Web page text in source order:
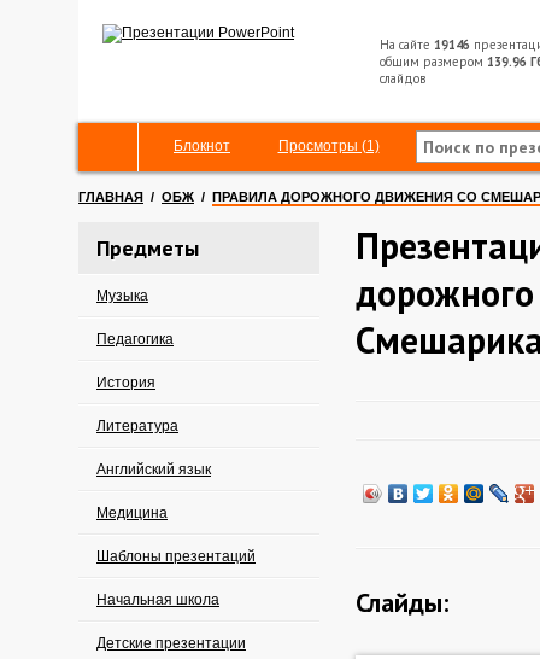
На сайте 19146
общим размером 139.96
слайдов
Блокнот Просмотры (1)
ГЛАВНАЯ / ОБЖ / ПРАВИЛА ДОРОЖНОГО ДВИЖЕНИЯ СО
Предметы
Музыка
Педагогика
История
Литература
Английский язык
Медицина
Шаблоны презентаций
Начальная школа
Детские презентации
Слайды: